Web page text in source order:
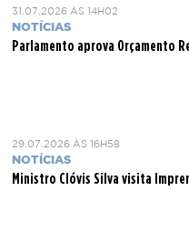
NOTÍCIAS
31.07.2026 ÀS 14H02
Parlamento aprova Orçamento
NOTÍCIAS
29.07.2026 ÀS 16H58
Ministro Clóvis Silva visita